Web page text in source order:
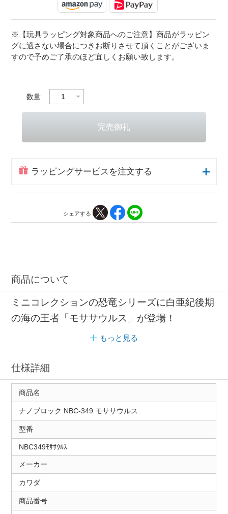
※【玩具ラッピング対象商品へのご注意】商品がラッピン
グに適さない場合につきお断りさせて頂くことがございま
すので予めご了承のほど宜しくお願い致します。
数量
ラッピングサービスを注文する
シェアする
商品について
ミニコレクションの恐竜シリーズに白亜紀後期
の海の王者「モササウルス」が登場！
もっと見る
仕様詳細
商品名
ナノブロック NBC-349 モササウルス
型番
NBC349ﾓｻｻｳﾙｽ
メーカー
カワダ
商品番号